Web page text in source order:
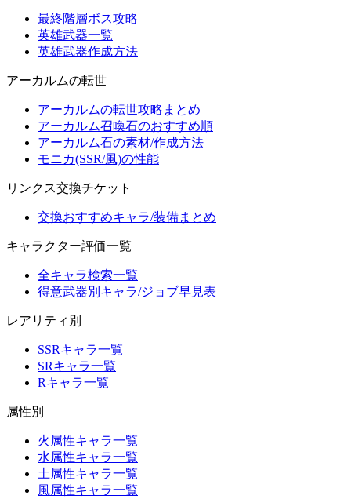
最終階層ボス攻略
英雄武器一覧
英雄武器作成方法
アーカルムの転世
アーカルムの転世攻略まとめ
アーカルム召喚石のおすすめ順
アーカルム石の素材/作成方法
モニカ(SSR/風)の性能
リンクス交換チケット
交換おすすめキャラ/装備まとめ
キャラクター評価一覧
全キャラ検索一覧
得意武器別キャラ/ジョブ早見表
レアリティ別
SSRキャラ一覧
SRキャラ一覧
Rキャラ一覧
属性別
火属性キャラ一覧
水属性キャラ一覧
土属性キャラ一覧
風属性キャラ一覧